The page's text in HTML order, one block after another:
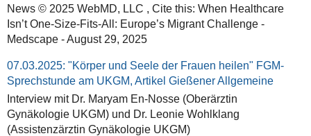
News © 2025 WebMD, LLC , Cite this: When Healthcare
Isn’t One-Size-Fits-All: Europe’s Migrant Challenge -
Medscape - August 29, 2025
07.03.2025: "Körper und Seele der Frauen heilen" FGM-
Sprechstunde am UKGM, Artikel Gießener Allgemeine
Interview mit Dr. Maryam En-Nosse (Oberärztin
Gynäkologie UKGM) und Dr. Leonie Wohlklang
(Assistenzärztin Gynäkologie UKGM)